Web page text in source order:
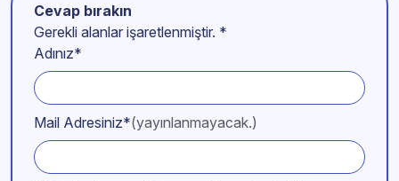
Cevap bırakın
Gerekli alanlar işaretlenmiştir. *
Adınız*
Mail Adresiniz*(yayınlanmayacak.)